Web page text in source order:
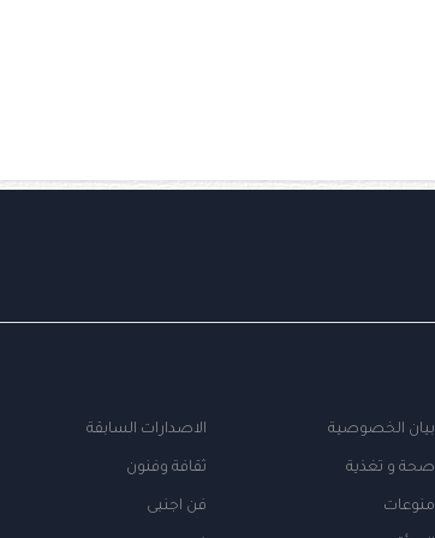
بيان الخصوصية
صحة و تغذية
منوعات
الاصدارات السابقة
ثقافة وفنون
فن اجنبى